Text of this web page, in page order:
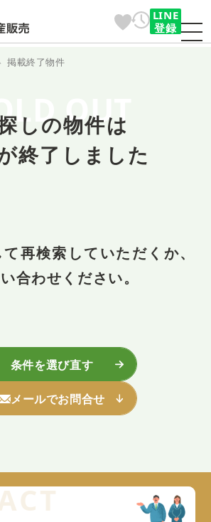
LINE
登録
掲載終了物件
OUT
しの物件は
終了しました
再検索していただくか、
合わせください。
条件を選び直す
メールでお問合せ